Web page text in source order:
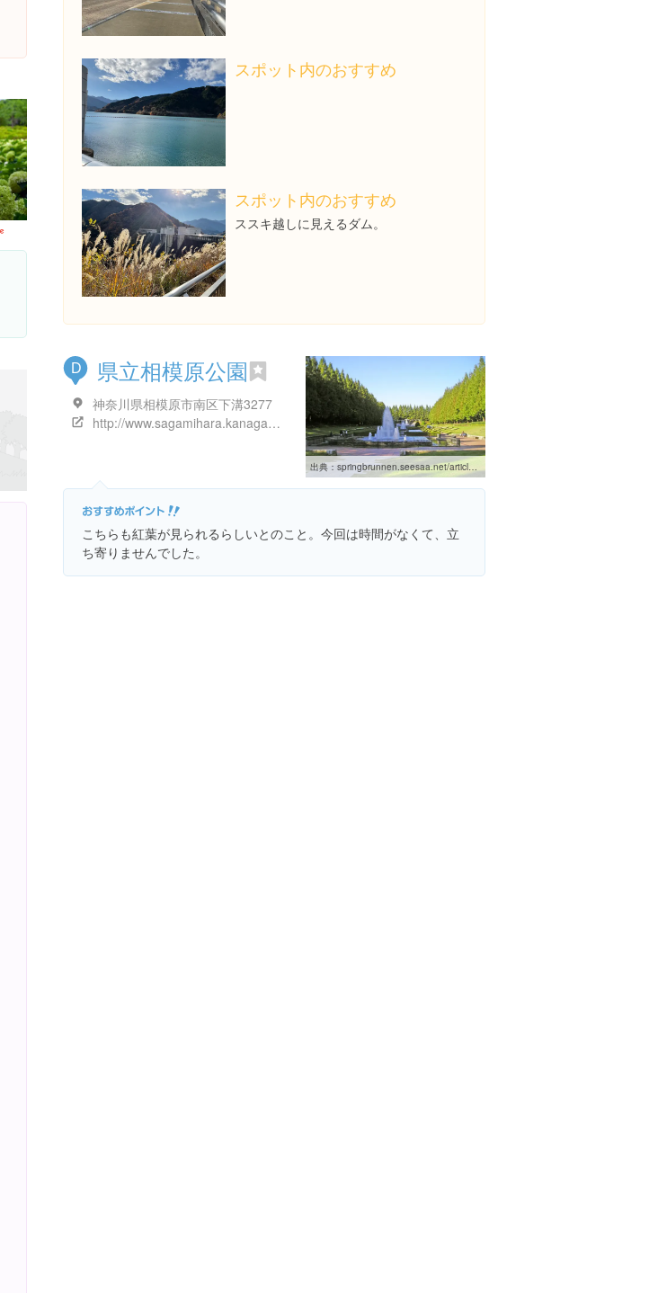
スポット内のおすすめ
スポット内のおすすめ
ススキ越しに見えるダム。
D 県立相模原公園
神奈川県相模原市南区下溝3277
http://www.sagamihara.kanagawa-park.or.jp/
出典： springbrunnen.seesaa.net/article/128996785.html
こちらも紅葉が見られるらしいとのこと。今回は時間がなくて、立
ち寄りませんでした。